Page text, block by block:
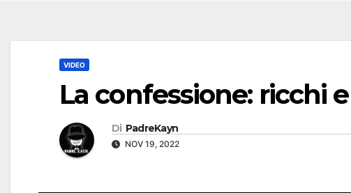
VIDEO
La confessione: ricchi
Di PadreKayn
NOV 19, 2022